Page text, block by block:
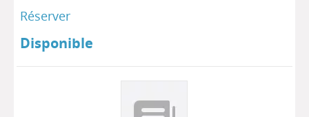
Réserver
Disponible